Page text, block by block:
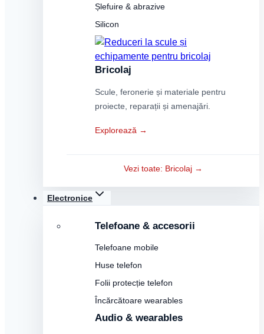
Șlefuire & abrazive
Silicon
Bricolaj
Scule, feronerie și materiale pentru
proiecte, reparații și amenajări.
Explorează →
Vezi toate: Bricolaj →
Electronice
Telefoane & accesorii
Telefoane mobile
Huse telefon
Folii protecție telefon
Încărcătoare wearables
Audio & wearables